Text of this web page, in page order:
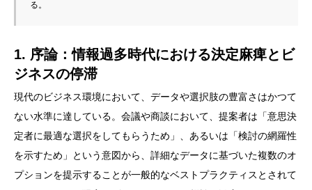
る。
1. 序論：情報過多時代における決定麻痺とビ
ジネスの停滞
現代のビジネス環境において、データや選択肢の豊富さはかつて
ない水準に達している。会議や商談において、提案者は「意思決
定者に最適な選択をしてもらうため」、あるいは「検討の網羅性
を示すため」という意図から、詳細なデータに基づいた複数のオ
プションを提示することが一般的なベストプラクティスとされて